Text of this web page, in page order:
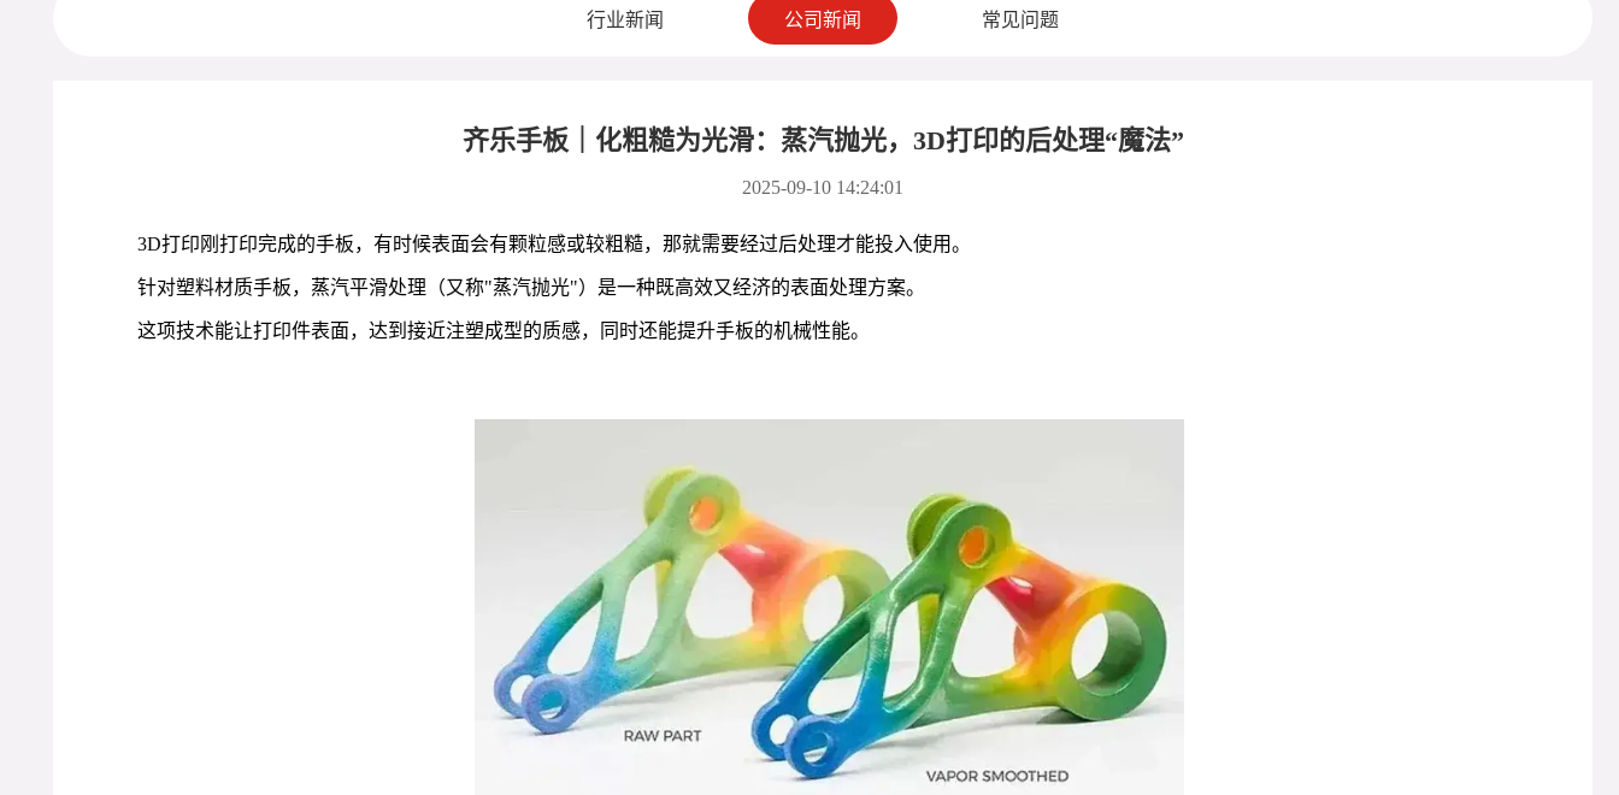
行业新闻 公司新闻 常见问题
齐乐手板｜化粗糙为光滑：蒸汽抛光，3D打印的后处理“魔法”
2025-09-10 14:24:01
3D打印刚打印完成的手板，有时候表面会有颗粒感或较粗糙，那就需要经过后处理才能投入使用。
针对塑料材质手板，蒸汽平滑处理（又称"蒸汽抛光"）是一种既高效又经济的表面处理方案。
这项技术能让打印件表面，达到接近注塑成型的质感，同时还能提升手板的机械性能。